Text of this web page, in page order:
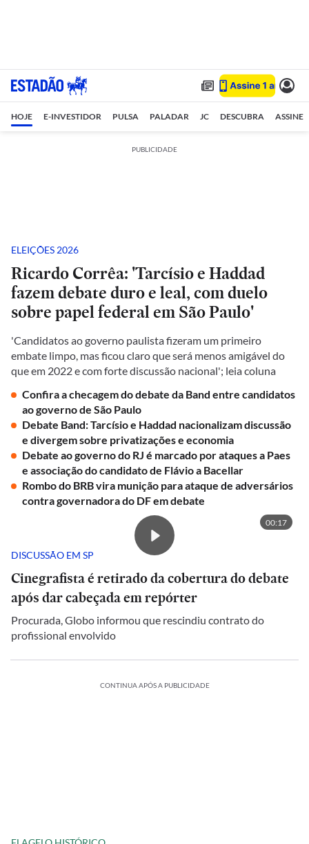
HOJE E-INVESTIDOR PULSA PALADAR JC DESCUBRA ASSINE
PUBLICIDADE
ELEIÇÕES 2026
Ricardo Corrêa: 'Tarcísio e Haddad
fazem debate duro e leal, com duelo
sobre papel federal em São Paulo'
'Candidatos ao governo paulista fizeram um primeiro
embate limpo, mas ficou claro que será menos amigável do
que em 2022 e com forte discussão nacional'; leia coluna
Confira a checagem do debate da Band entre candidatos
ao governo de São Paulo
Debate Band: Tarcísio e Haddad nacionalizam discussão
e divergem sobre privatizações e economia
Debate ao governo do RJ é marcado por ataques a Paes
e associação do candidato de Flávio a Bacellar
Rombo do BRB vira munição para ataque de adversários
contra governadora do DF em debate
00:17
DISCUSSÃO EM SP
Cinegrafista é retirado da cobertura do debate
após dar cabeçada em repórter
Procurada, Globo informou que rescindiu contrato do
profissional envolvido
CONTINUA APÓS A PUBLICIDADE